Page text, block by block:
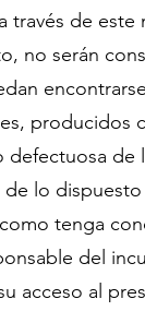
través de
no serán
, producidos
de
de lo
tenga
del
acceso al